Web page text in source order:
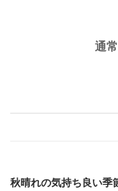
通
秋晴れの気持ち良い季